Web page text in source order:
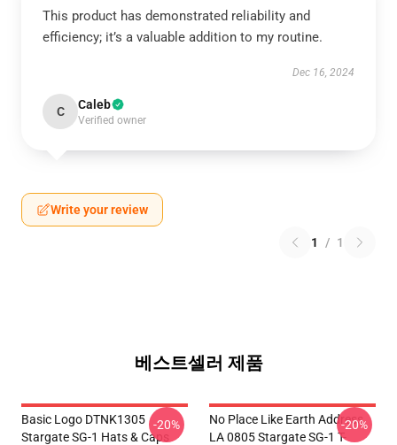
This product has demonstrated reliability and
efficiency; it’s a valuable addition to my routine.
Dec 16, 2024
C Caleb
Verified owner
Write your review
1 / 1
베스트셀러 제품
Basic Logo DTNK1305
Stargate SG-1 Hats & Caps
-20%
No Place Like Earth Address
LA 0805 Stargate SG-1 T-
-20%